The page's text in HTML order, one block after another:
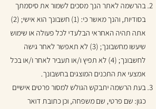
בהרשמה לאתר הנך מסכים לשמור את סיסמתך
בסודיות, והנך מאשר כי: (1) חשבונך הוא אישי; (2)
אתה תהיה האחראי הבלעדי לכל פעולה או שימוש
שיעשו מחשבונך; (3) לא תאפשר לאחר גישה
לחשבונך; (4) לא תפיץ ו/או תעביר לאחר ו/או בכל
אמצעי את התכנים המוצגים בחשבונך.
בעת הרשמה יתבקש הגולש למסור פרטים אישיים
כגון: שם פרטי, שם משפחה, וכן כתובת דואר